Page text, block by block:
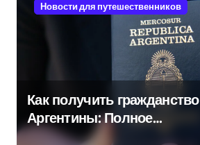
Новости для путешественников
Как получить гражданство
Аргентины: Полное
руководство